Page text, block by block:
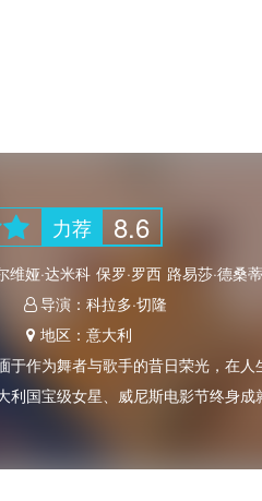
力荐 8.6
维娅·达米科 保罗·罗西 路易莎·德桑
导演：科拉多·切隆
地区：意大利
于作为舞者与歌手的昔日荣光，在
利国宝级女星、威尼斯电影节终身成